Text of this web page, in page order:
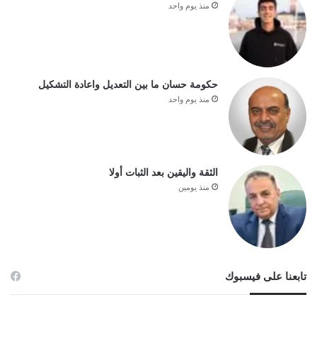
منذ يوم واحد
حكومة حسان ما بين التعديل واعادة التشكيل
منذ يوم واحد
الثقة واليقين بعد الثبات أولا
منذ يومين
تابعنا على فيسبوك